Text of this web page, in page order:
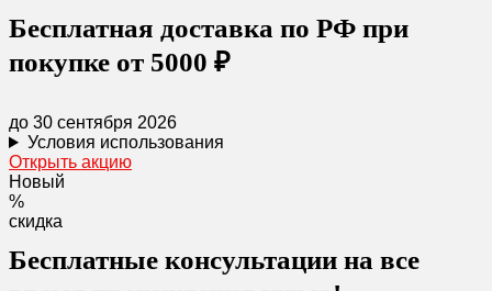
Бесплатная доставка по РФ при
покупке от 5000 ₽
до 30 сентября 2026
Условия использования
Открыть акцию
Новый
%
скидка
Бесплатные консультации на все